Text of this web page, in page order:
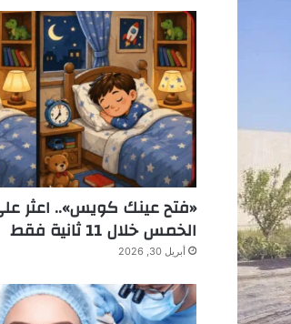
«فتح عينك كويس».. اعثر
الخمس خلال 11 ثانية فقط
أبريل 30, 2026